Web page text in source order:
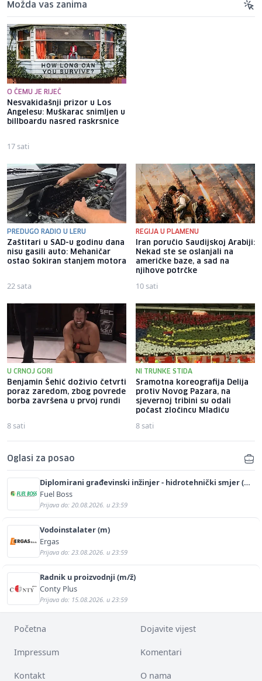
Možda vas zanima
O ČEMU JE RIJEČ
Nesvakidašnji prizor u Los
Angelesu: Muškarac snimljen u
billboardu nasred raskrsnice
17 sati
PREDUGO RADIO U LERU
Zaštitari u SAD-u godinu dana
nisu gasili auto: Mehaničar
ostao šokiran stanjem motora
22 sata
REGIJA U PLAMENU
Iran poručio Saudijskoj Arabiji:
Nekad ste se oslanjali na
američke baze, a sad na
njihove potrčke
10 sati
U CRNOJ GORI
Benjamin Šehić doživio četvrti
poraz zaredom, zbog povrede
borba završena u prvoj rundi
8 sati
NI TRUNKE STIDA
Sramotna koreografija Delija
protiv Novog Pazara, na
sjevernoj tribini su odali
počast zločincu Mladiću
8 sati
Oglasi za posao
Diplomirani građevinski inžinjer - hidrotehnički smjer (m/
ž)
Fuel Boss
Prijava do: 20.08.2026. u 23:59
Vodoinstalater (m)
Ergas
Prijava do: 23.08.2026. u 23:59
Radnik u proizvodnji (m/ž)
Conty Plus
Prijava do: 15.08.2026. u 23:59
Početna Dojavite vijest
Impressum Komentari
Kontakt O nama